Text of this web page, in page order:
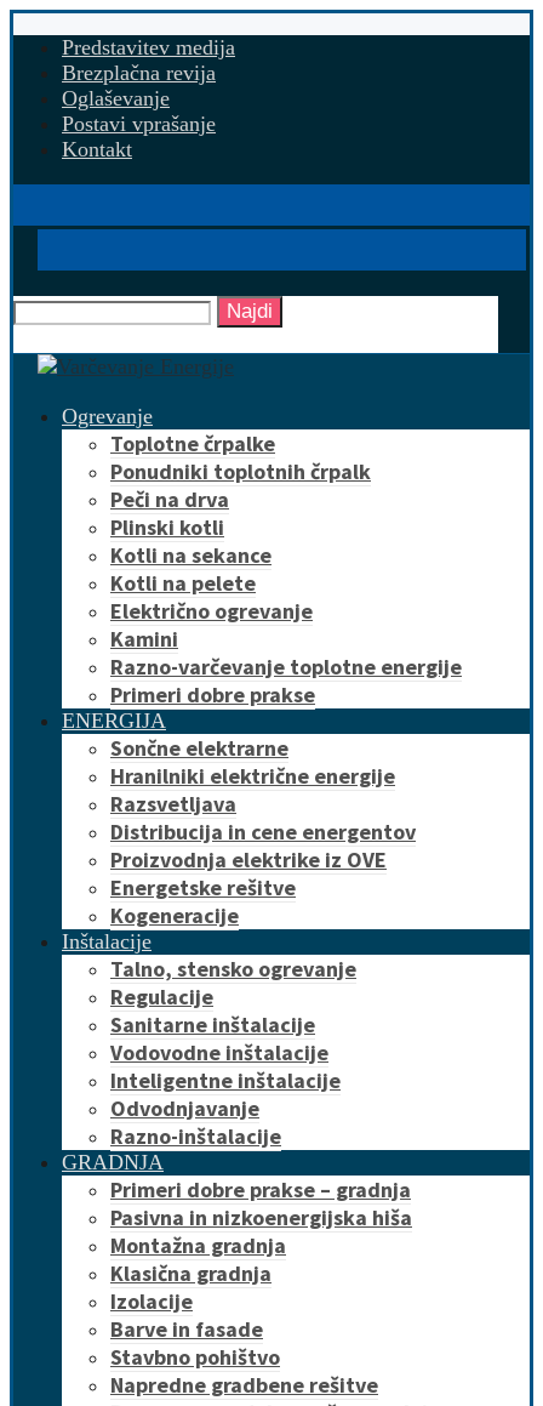
Predstavitev medija
Brezplačna revija
Oglaševanje
Postavi vprašanje
Kontakt
Najdi
Ogrevanje
Toplotne črpalke
Ponudniki toplotnih črpalk
Peči na drva
Plinski kotli
Kotli na sekance
Kotli na pelete
Električno ogrevanje
Kamini
Razno-varčevanje toplotne energije
Primeri dobre prakse
ENERGIJA
Sončne elektrarne
Hranilniki električne energije
Razsvetljava
Distribucija in cene energentov
Proizvodnja elektrike iz OVE
Energetske rešitve
Kogeneracije
Inštalacije
Talno, stensko ogrevanje
Regulacije
Sanitarne inštalacije
Vodovodne inštalacije
Inteligentne inštalacije
Odvodnjavanje
Razno-inštalacije
GRADNJA
Primeri dobre prakse – gradnja
Pasivna in nizkoenergijska hiša
Montažna gradnja
Klasična gradnja
Izolacije
Barve in fasade
Stavbno pohištvo
Napredne gradbene rešitve